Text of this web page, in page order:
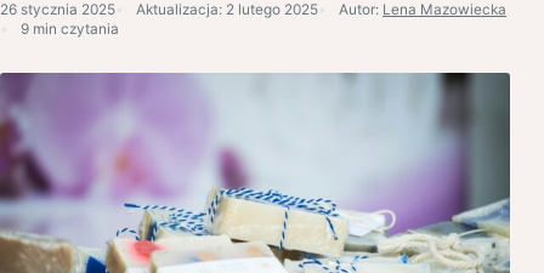
26 stycznia 2025 Aktualizacja: 2 lutego 2025 Autor: Lena Mazowiecka
9 min czytania